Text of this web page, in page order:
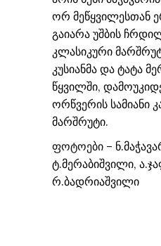
ორ მეწყვილესთან
გაიარა უშბის
კლასიკური
კუსიანმა და ტატა
წყვილში,
ორწვერის სამიანი
მარშრუტი.
ფოტოები –
ტ.მერაბიშვილი,
რ.ბადრიაშვილი